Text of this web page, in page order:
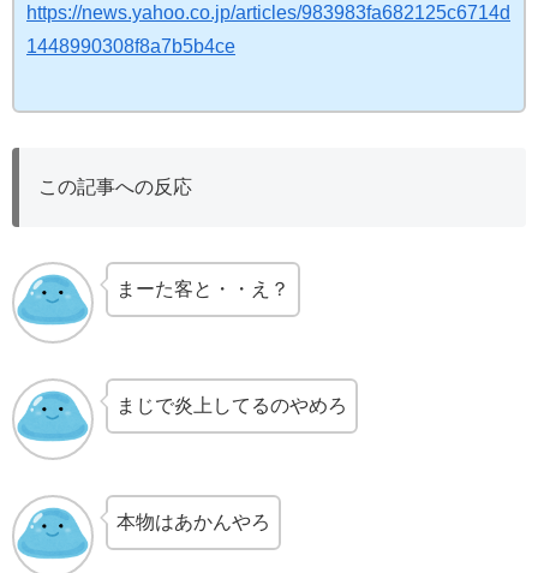
https://news.yahoo.co.jp/articles/983983fa682125c6714d
1448990308f8a7b5b4ce
この記事への反応
まーた客と・・え？
まじで炎上してるのやめろ
本物はあかんやろ